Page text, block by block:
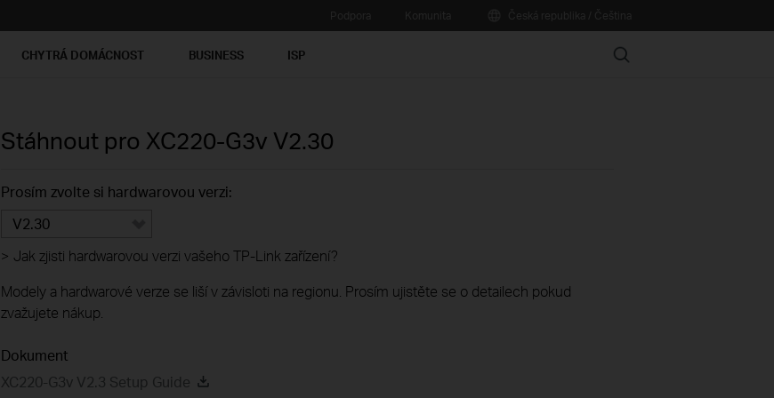
CHYTRÁ DOMÁCNOST BUSINESS ISP Search
Stáhnout pro XC220-G3v V2.30
Prosím zvolte si hardwarovou verzi:
V2.30
> Jak zjisti hardwarovou verzi vašeho TP-Link zařízení?
Modely a hardwarové verze se liší v závisloti na regionu. Prosím ujistěte se o detailech pokud
zvažujete nákup.
Dokument
XC220-G3v V2.3 Setup Guide